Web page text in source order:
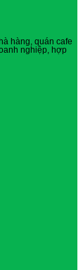
hàng, quán cafe
nghiệp, hợp